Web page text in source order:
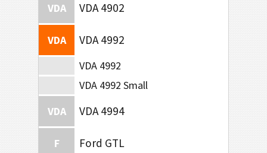
VDA VDA 4902
VDA VDA 4992
VDA 4992
VDA 4992 Small
VDA
VDA 4994
F Ford GTL